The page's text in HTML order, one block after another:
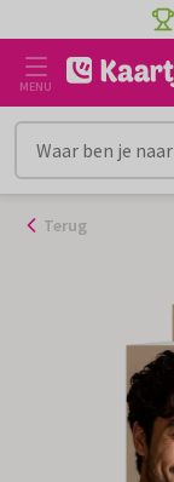
naar
inhoud
MENU
Terug